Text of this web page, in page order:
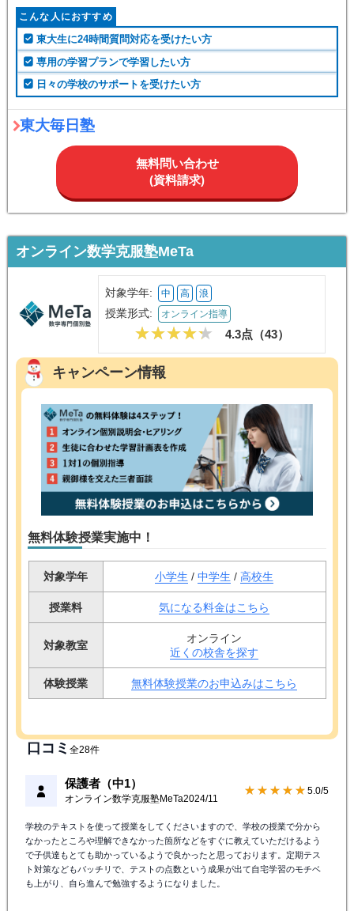
こんな人におすすめ
東大生に24時間質問対応を受けたい方
専用の学習プランで学習したい方
日々の学校のサポートを受けたい方
東大毎日塾
無料問い合わせ
(資料請求)
オンライン数学克服塾MeTa
対象学年: 中 高 浪
授業形式: オンライン指導
4.3点（43）
キャンペーン情報
無料体験授業実施中！
対象学年 小学生 / 中学生 / 高校生
授業料 気になる料金はこちら
対象教室
オンライン
近くの校舎を探す
体験授業 無料体験授業のお申込みはこちら
口コミ 全28件
保護者（中1）
オンライン数学克服塾MeTa2024/11
★★★★★ 5.0/5
学校のテキストを使って授業をしてくださいますので、学校の授業で分から
なかったところや理解できなかった箇所などをすぐに教えていただけるよう
で子供達もとても助かっているようで良かったと思っております。定期テス
ト対策などもバッチリで、テストの点数という成果が出て自宅学習のモチベ
も上がり、自ら進んで勉強するようになりました。